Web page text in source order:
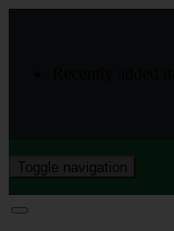
Toggle navigation